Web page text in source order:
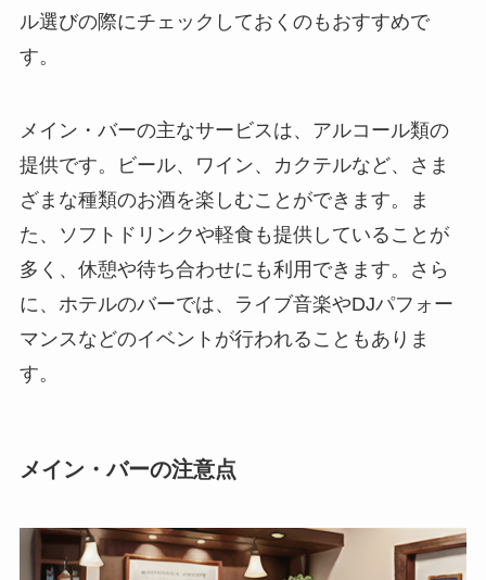
ル選びの際にチェックしておくのもおすすめで
す。
メイン・バーの主なサービスは、アルコール類の
提供です。ビール、ワイン、カクテルなど、さま
ざまな種類のお酒を楽しむことができます。ま
た、ソフトドリンクや軽食も提供していることが
多く、休憩や待ち合わせにも利用できます。さら
に、ホテルのバーでは、ライブ音楽やDJパフォー
マンスなどのイベントが行われることもありま
す。
メイン・バーの注意点